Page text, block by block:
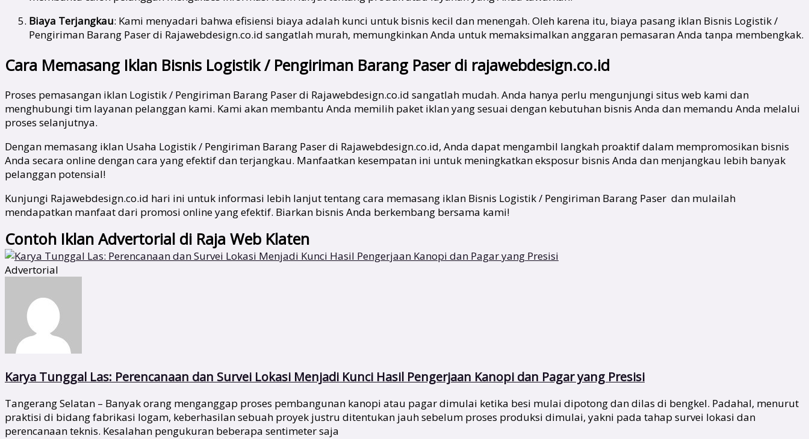
Biaya Terjangkau: Kami menyadari bahwa efisiensi biaya adalah kunci untuk bisnis kecil dan menengah. Oleh karena itu, biaya pasang iklan Bisnis Logistik /
Pengiriman Barang Paser di Rajawebdesign.co.id sangatlah murah, memungkinkan Anda untuk memaksimalkan anggaran pemasaran Anda tanpa membengkak.
Cara Memasang Iklan Bisnis Logistik / Pengiriman Barang Paser di rajawebdesign.co.id
Proses pemasangan iklan Logistik / Pengiriman Barang Paser di Rajawebdesign.co.id sangatlah mudah. Anda hanya perlu mengunjungi situs web kami dan
menghubungi tim layanan pelanggan kami. Kami akan membantu Anda memilih paket iklan yang sesuai dengan kebutuhan bisnis Anda dan memandu Anda melalui
proses selanjutnya.
Dengan memasang iklan Usaha Logistik / Pengiriman Barang Paser di Rajawebdesign.co.id, Anda dapat mengambil langkah proaktif dalam mempromosikan bisnis
Anda secara online dengan cara yang efektif dan terjangkau. Manfaatkan kesempatan ini untuk meningkatkan eksposur bisnis Anda dan menjangkau lebih banyak
pelanggan potensial!
Kunjungi Rajawebdesign.co.id hari ini untuk informasi lebih lanjut tentang cara memasang iklan Bisnis Logistik / Pengiriman Barang Paser dan mulailah
mendapatkan manfaat dari promosi online yang efektif. Biarkan bisnis Anda berkembang bersama kami!
Contoh Iklan Advertorial di Raja Web Klaten
Advertorial
Karya Tunggal Las: Perencanaan dan Survei Lokasi Menjadi Kunci Hasil Pengerjaan Kanopi dan Pagar yang Presisi
Tangerang Selatan – Banyak orang menganggap proses pembangunan kanopi atau pagar dimulai ketika besi mulai dipotong dan dilas di bengkel. Padahal, menurut
praktisi di bidang fabrikasi logam, keberhasilan sebuah proyek justru ditentukan jauh sebelum proses produksi dimulai, yakni pada tahap survei lokasi dan
perencanaan teknis. Kesalahan pengukuran beberapa sentimeter saja